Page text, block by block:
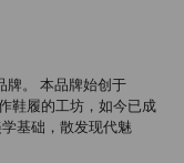
牌。 本品牌始创于
鞋履的工坊，如今已成
基础，散发现代魅